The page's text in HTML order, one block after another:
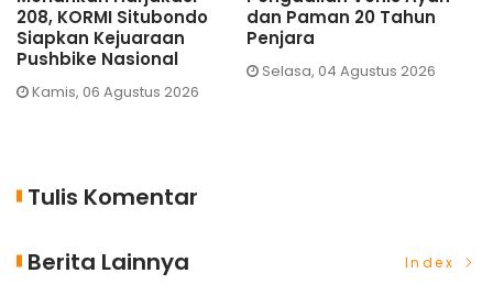
Tahun
2026
Syukuri Penyerapan
Tebu Meningkat
Sabtu, 01 Agustus 2026
Penanganan
Berkurang
Tulis Komentar
Berita Lainnya Index